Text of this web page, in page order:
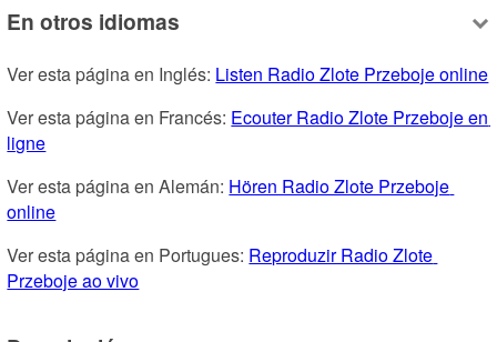
En otros idiomas
Ver esta página en Inglés: Listen Radio Zlote Przeboje online
Ver esta página en Francés: Ecouter Radio Zlote Przeboje en
ligne
Ver esta página en Alemán: Hören Radio Zlote Przeboje
online
Ver esta página en Portugues: Reproduzir Radio Zlote
Przeboje ao vivo